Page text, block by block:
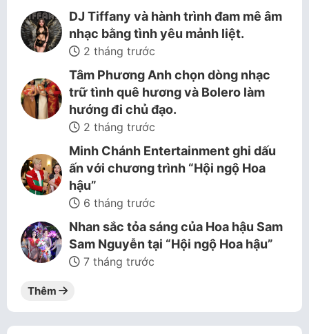
DJ Tiffany và hành trình đam mê âm
nhạc bằng tình yêu mảnh liệt.
2 tháng trước
Tâm Phương Anh chọn dòng nhạc
trữ tình quê hương và Bolero làm
hướng đi chủ đạo.
2 tháng trước
Minh Chánh Entertainment ghi dấu
ấn với chương trình “Hội ngộ Hoa
hậu”
6 tháng trước
Nhan sắc tỏa sáng của Hoa hậu Sam
Sam Nguyễn tại “Hội ngộ Hoa hậu”
7 tháng trước
Thêm